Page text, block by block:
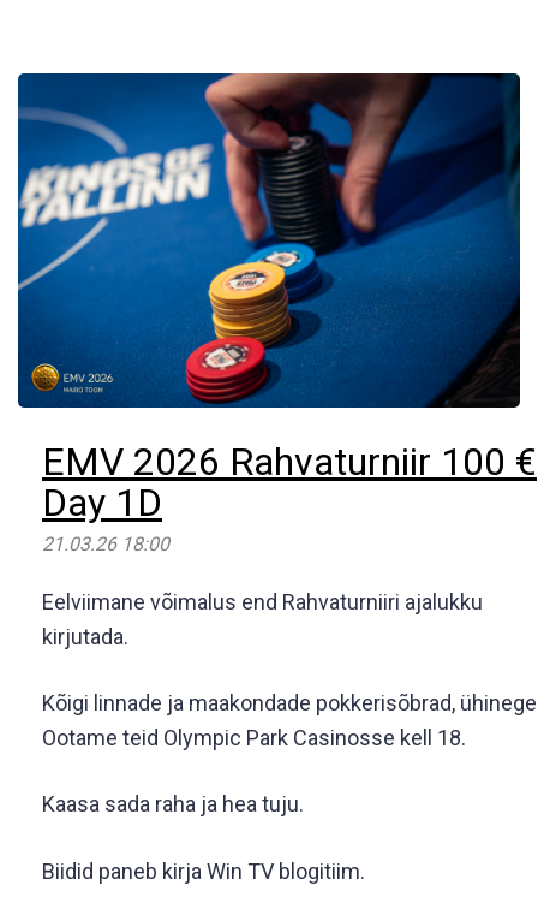
EMV 2026 Rahvaturniir 100 €
Day 1D
21.03.26 18:00
Eelviimane võimalus end Rahvaturniiri ajalukku
kirjutada.
Kõigi linnade ja maakondade pokkerisõbrad,
Ootame teid Olympic Park Casinosse kell 18.
Kaasa sada raha ja hea tuju.
Biidid paneb kirja Win TV blogitiim.
10 TASUTA SPINNI
Avades Coolbet kasiinos konto, saad koheselt 10 tasuta spinni